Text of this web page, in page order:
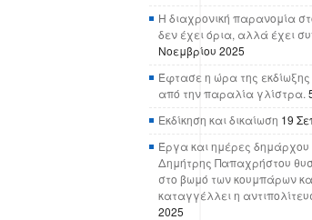
Η διαχρονική παρανομία
δεν έχει όρια, αλλά έχει
Νοεμβρίου 2025
Έφτασε η ώρα της
από την παραλία γλίστρα.
Εκδίκηση και δικαίωση 19
Έργα και ημέρες δημάρχου
Δημήτρης Παπαχρήστου
στο βωμό των κουμπάρων
καταγγέλλει η
2025